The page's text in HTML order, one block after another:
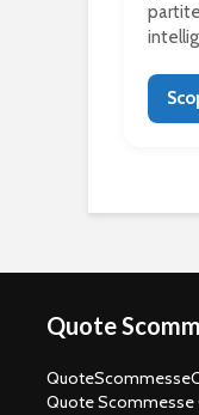
Quote
Quote Scommesse